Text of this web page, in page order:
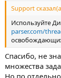
Support
Используйте
parser.com/
Спасибо, не
множества
Но по